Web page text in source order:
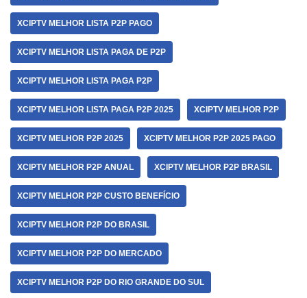
XCIPTV MELHOR LISTA P2P PAGO
XCIPTV MELHOR LISTA PAGA DE P2P
XCIPTV MELHOR LISTA PAGA P2P
XCIPTV MELHOR LISTA PAGA P2P 2025 XCIPTV MELHOR P2P
XCIPTV MELHOR P2P 2025 XCIPTV MELHOR P2P 2025 PAGO
XCIPTV MELHOR P2P ANUAL XCIPTV MELHOR P2P BRASIL
XCIPTV MELHOR P2P CUSTO BENEFÍCIO
XCIPTV MELHOR P2P DO BRASIL
XCIPTV MELHOR P2P DO MERCADO
XCIPTV MELHOR P2P DO RIO GRANDE DO SUL